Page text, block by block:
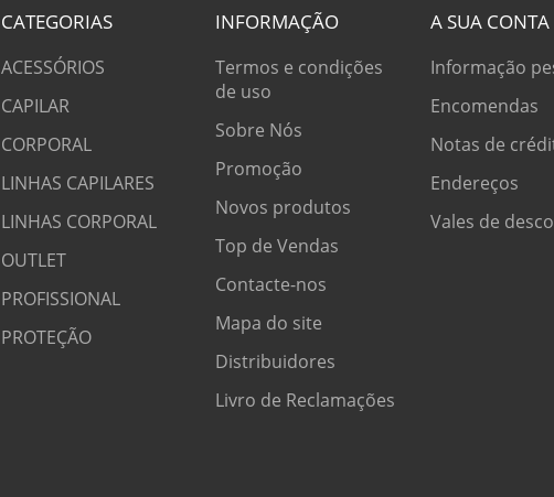
CATEGORIAS
ACESSÓRIOS
CAPILAR
CORPORAL
LINHAS CAPILARES
LINHAS CORPORAL
OUTLET
PROFISSIONAL
PROTEÇÃO
INFORMAÇÃO
Termos e condições
de uso
Sobre Nós
Promoção
Novos produtos
Top de Vendas
Contacte-nos
Mapa do site
Distribuidores
Livro de Reclamações
A SUA CONTA
Informação
Encomendas
Notas de
Endereços
Vales de